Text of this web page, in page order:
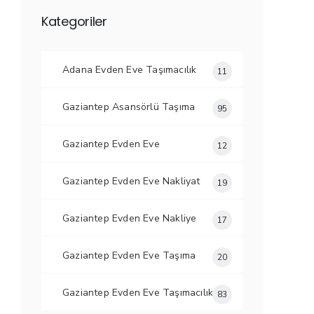
Kategoriler
Adana Evden Eve Taşımacılık 11
Gaziantep Asansörlü Taşıma 95
Gaziantep Evden Eve 12
Gaziantep Evden Eve Nakliyat 19
Gaziantep Evden Eve Nakliye 17
Gaziantep Evden Eve Taşıma 20
Gaziantep Evden Eve Taşımacılık 83